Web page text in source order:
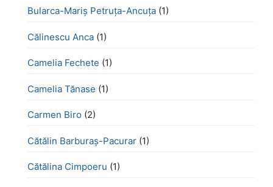
Bularca-Mariș Petruța-Ancuța (1)
Călinescu Anca (1)
Camelia Fechete (1)
Camelia Tănase (1)
Carmen Biro (2)
Cătălin Barburaș-Pacurar (1)
Cătălina Cimpoeru (1)